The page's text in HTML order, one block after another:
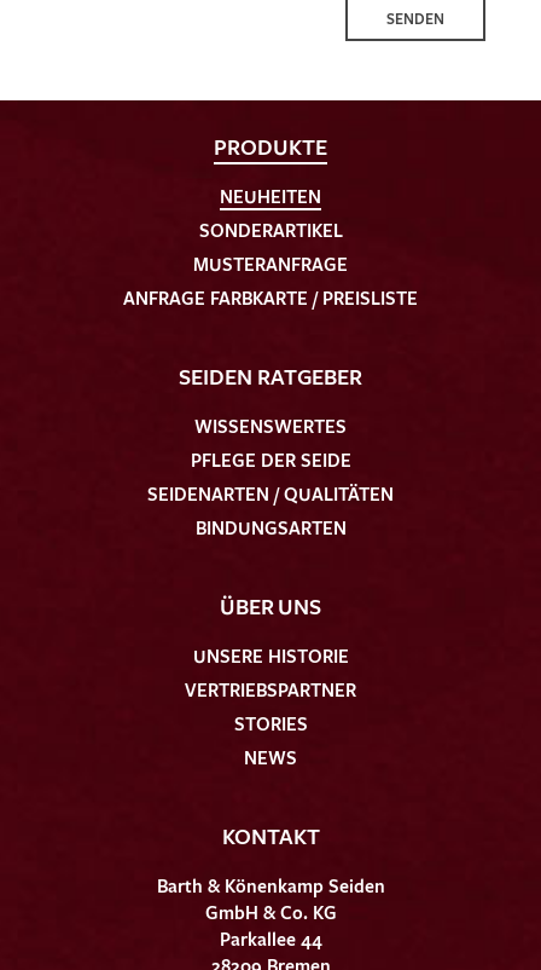
SENDEN
PRODUKTE
NEUHEITEN
SONDERARTIKEL
MUSTERANFRAGE
ANFRAGE FARBKARTE / PREISLISTE
SEIDEN RATGEBER
WISSENSWERTES
PFLEGE DER SEIDE
SEIDENARTEN / QUALITÄTEN
BINDUNGSARTEN
ÜBER UNS
UNSERE HISTORIE
VERTRIEBSPARTNER
STORIES
NEWS
KONTAKT
Barth & Könenkamp Seiden
GmbH & Co. KG
Parkallee 44
28209 Bremen